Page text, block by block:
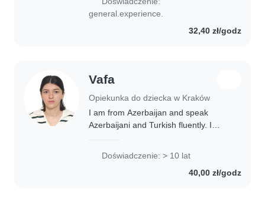
komfortowa..
general.experience.
32,40 zł/godz
Vafa
Opiekunka do dziecka w Kraków
I am from Azerbaijan and speak
Azerbaijani and Turkish fluently. I
Doświadczenie: > 10 lat
40,00 zł/godz